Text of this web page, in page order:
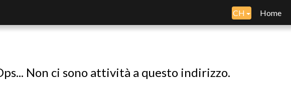
CH Home
Non ci sono attività a questo indirizzo.